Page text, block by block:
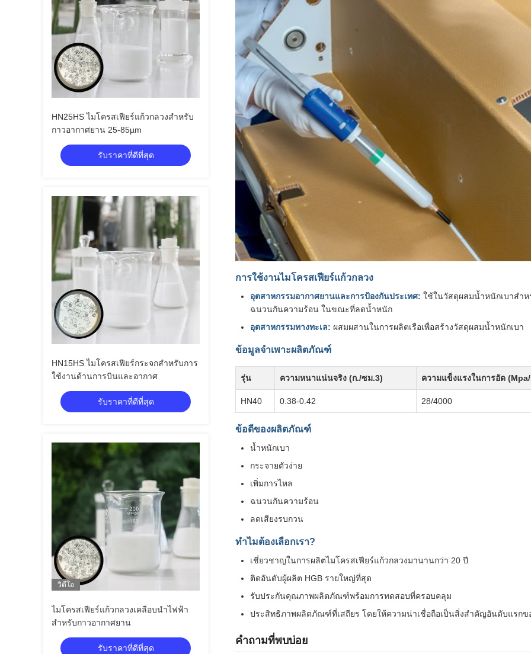
HN25HS ไมโครสเฟียร์แก้วกลวงสำหรับ
กาวอากาศยาน 25-85µm
รับราคาที่ดีที่สุด
HN15HS ไมโครสเฟียร์กระจกสําหรับการ
ใช้งานด้านการบินและอากาศ
รับราคาที่ดีที่สุด
วิดีโอ
ไมโครสเฟียร์แก้วกลวงเคลือบนำไฟฟ้า
สำหรับกาวอากาศยาน
รับราคาที่ดีที่สุด
การใช้งานไมโครสเฟียร์แก้วกลวง
อุตสาหกรรมอากาศยานและการป้องกันประเทศ: ใช้ในวัสดุผสมน้ำหนักเบาสำ
ฉนวนกันความร้อน ในขณะที่ลดน้ำหนัก
อุตสาหกรรมทางทะเล: ผสมผสานในการผลิตเรือเพื่อสร้างวัสดุผสมน้ำหนักเบา
ข้อมูลจำเพาะผลิตภัณฑ์
รุ่น ความหนาแน่นจริง (ก./ซม.3) ความแข็งแรงในการอัด
HN40 0.38-0.42 28/4000
ข้อดีของผลิตภัณฑ์
น้ำหนักเบา
กระจายตัวง่าย
เพิ่มการไหล
ฉนวนกันความร้อน
ลดเสียงรบกวน
ทำไมต้องเลือกเรา?
เชี่ยวชาญในการผลิตไมโครสเฟียร์แก้วกลวงมานานกว่า 20 ปี
ติดอันดับผู้ผลิต HGB รายใหญ่ที่สุด
รับประกันคุณภาพผลิตภัณฑ์พร้อมการทดสอบที่ครอบคลุม
ประสิทธิภาพผลิตภัณฑ์ที่เสถียร โดยให้ความน่าเชื่อถือเป็นสิ่งสำคัญอันดับแรกข
คำถามที่พบบ่อย